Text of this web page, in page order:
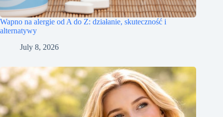
Wapno na alergie od A do Z: działanie, skuteczność i
alternatywy
July 8, 2026